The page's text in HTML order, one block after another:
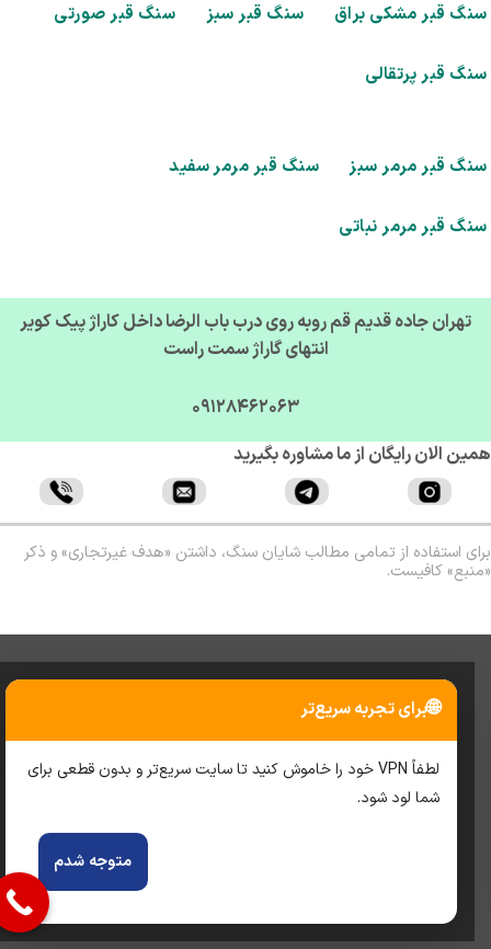
قبر مشکی براق سنگ قبر سبز سنگ قبر صورتی
قبر پرتقالی
قبر مرمر سبز سنگ قبر مرمر سفید
قبر مرمر نباتی
تهران جاده قدیم قم روبه روی درب باب الرضا داخل کاراژ پیک کویر
انتهای گاراژ سمت راست
09128462063
الان رایگان از ما مشاوره بگیرید
استفاده از تمامی مطالب شایان سنگ، داشتن «هدف غیرتجاری» و ذکر
کافیست.
برای تجربه سریع‌تر
لطفاً VPN خود را خاموش کنید تا سایت سریع‌تر و بدون قطعی برای
شما لود شود.
متوجه شدم